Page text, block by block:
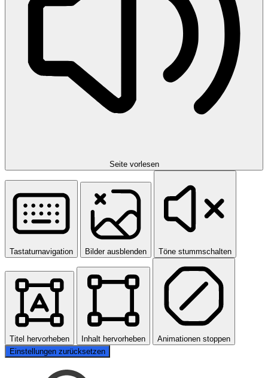
Seite vorlesen
Tastaturnavigation Bilder ausblenden Töne stummschalten
Titel hervorheben Inhalt hervorheben
Animationen stoppen
Einstellungen zurücksetzen